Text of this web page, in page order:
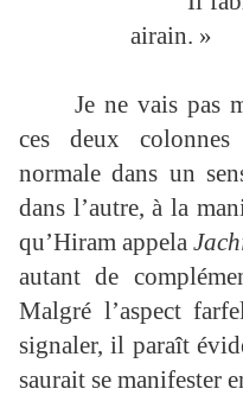
airain. »
Je ne vais pas
ces deux
normale dans un
dans l’autre, à la
qu’Hiram appela
autant de
Malgré l’aspect
signaler, il paraît
saurait se manifester